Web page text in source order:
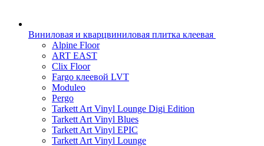
Виниловая и кварцвиниловая плитка клеевая
Alpine Floor
ART EAST
Clix Floor
Fargo клеевой LVT
Moduleo
Pergo
Tarkett Art Vinyl Lounge Digi Edition
Tarkett Art Vinyl Blues
Tarkett Art Vinyl EPIC
Tarkett Art Vinyl Lounge